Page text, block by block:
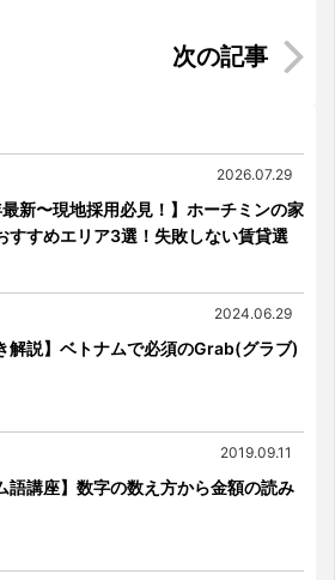
タビュー】ベトナム急成長ベン
2026.07.29
最新〜現地採用必見！】ホーチミンの家
すすめエリア3選！失敗しない賃貸選
2024.06.29
解説】ベトナムで必須のGrab(グラブ)
2019.09.11
語講座】数字の数え方から金額の読み